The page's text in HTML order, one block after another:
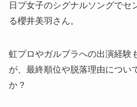
日プ女子のシグナルソングでセ
る櫻井美羽さん。
虹プロやガルプラへの出演経験
が、最終順位や脱落理由につい
か？